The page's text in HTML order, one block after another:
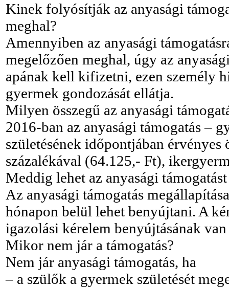
Kinek folyósítják az anyasági
meghal?
Amennyiben az anyasági
megelőzően meghal, úgy az
apának kell kifizetni, ezen személy
gyermek gondozását ellátja.
Milyen összegű az anyasági
2016-ban az anyasági támogatás –
születésének időpontjában
százalékával (64.125,- Ft),
Meddig lehet az anyasági
Az anyasági támogatás
hónapon belül lehet benyújtani. A
igazolási kérelem benyújtásának
Mikor nem jár a támogatás?
Nem jár anyasági támogatás, ha
– a szülők a gyermek születését